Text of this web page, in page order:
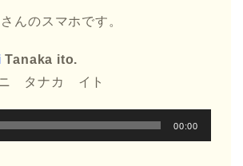
んのスマホです。
Tanaka ito.
タナカ イト
00:00